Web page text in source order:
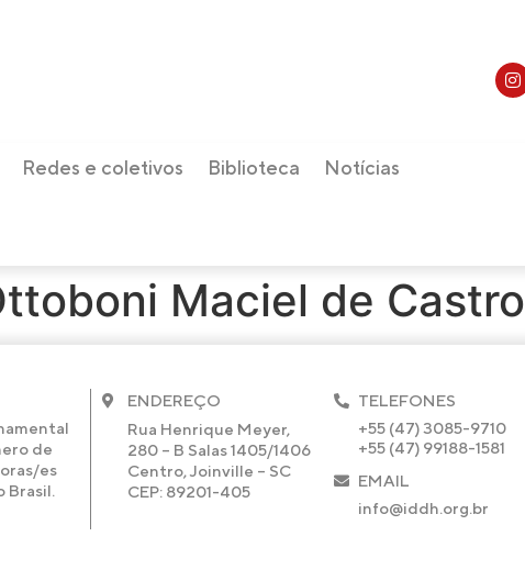
Redes e coletivos Biblioteca Notícias
Maciel de Castro
de
es
Brasil.
ENDEREÇO
Rua Henrique Meyer,
280 – B Salas 1405/1406
Centro, Joinville – SC
CEP: 89201-405
TELEFONES
+55 (47) 3085-9710
+55 (47) 99188-1581
EMAIL
info@iddh.org.br